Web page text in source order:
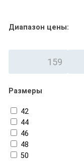
Диапазон цены:
Размеры
42
44
46
48
50